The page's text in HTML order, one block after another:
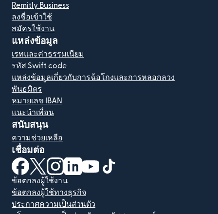
Remitly Business
ลงชื่อเข้าใช้
สมัครใช้งาน
แหล่งข้อมูล
เรทและค่าธรรมเนียม
รหัส Swift code
แหล่งข้อมูลเกี่ยวกับการฉ้อโกงและการหลอกลวง
พันธมิตร
หมายเลข IBAN
แนะนำเพื่อน
สนับสนุน
ความช่วยเหลือ
เชื่อมต่อ
(เปิดในหน้าต่างใหม่)
(เปิดในหน้าต่างใหม่)
(เปิดในหน้าต่างใหม่)
(เปิดในหน้าต่างใหม่)
(เปิดในหน้าต่างใหม่)
ข้อตกลงผู้ใช้งาน
ข้อตกลงผู้ใช้ทางธุรกิจ
ประกาศความเป็นส่วนตัว